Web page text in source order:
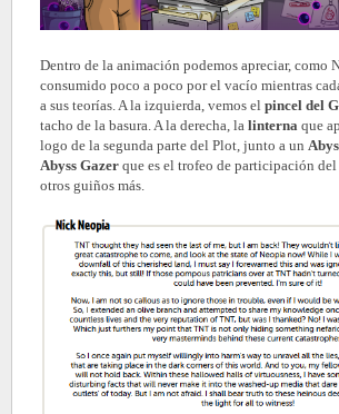
Dentro de la animación podemos apreciar, como
consumido poco a poco por el vacío mientras
a sus teorías. A la izquierda, vemos el pincel del
tacho de la basura. A la derecha, la linterna que
logo de la segunda parte del Plot, junto a un
Abyss Gazer que es el trofeo de participación
otros guiños más.